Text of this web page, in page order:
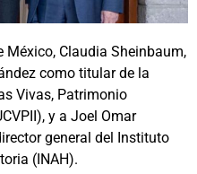
México, Claudia Sheinbaum,
como titular de la
Vivas, Patrimonio
y a Joel Omar
general del Instituto
(INAH).